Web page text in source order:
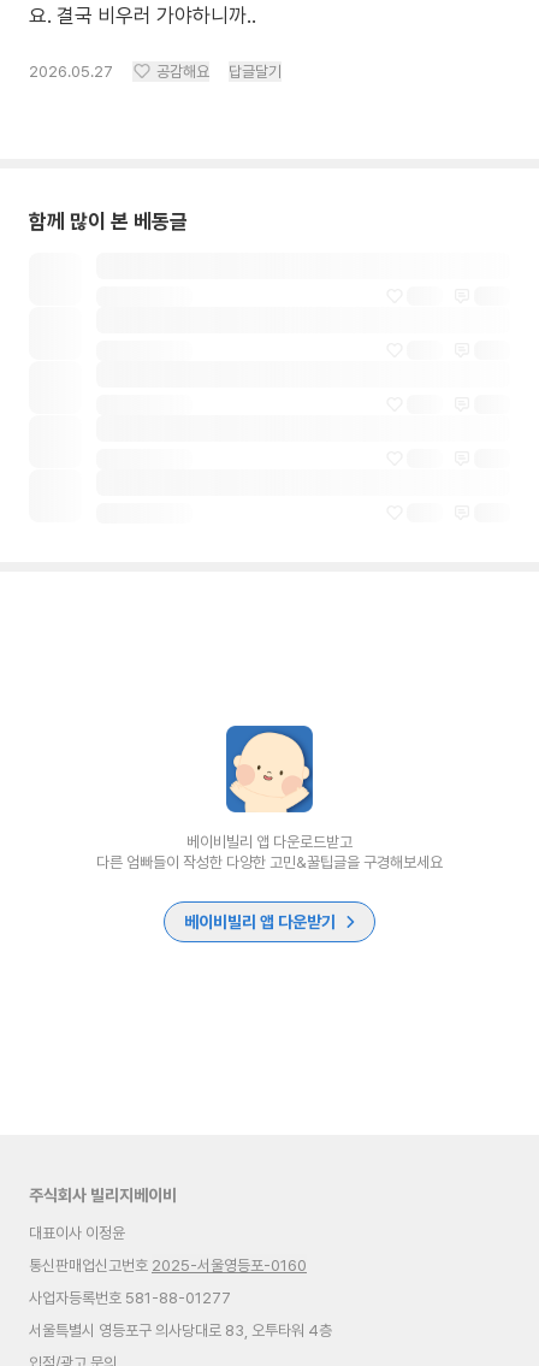
요. 결국 비우러 가야하니까..
2026.05.27 공감해요 답글달기
함께 많이 본 베동글
베이비빌리 앱 다운로드받고
다른 엄빠들이 작성한 다양한 고민&꿀팁글을 구경해보세요
베이비빌리 앱 다운받기
주식회사 빌리지베이비
대표이사 이정윤
통신판매업신고번호 2025-서울영등포-0160
사업자등록번호 581-88-01277
서울특별시 영등포구 의사당대로 83, 오투타워 4층